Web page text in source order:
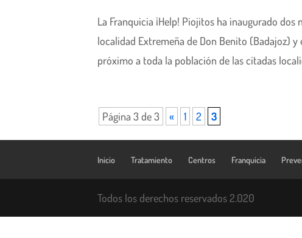
La Franquicia ¡Help! Piojitos ha inaugurado
localidad Extremeña de Don Benito (Badajoz)
próximo a toda la población de las citadas
Página 3 de 3 « 1 2 3
Inicio Tratamiento Centros Franquicia
Todos los derechos reservados 2.020